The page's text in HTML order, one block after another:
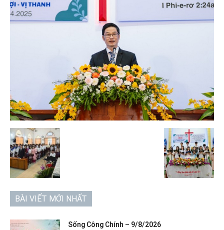
BÀI VIẾT MỚI NHẤT
Sống Công Chính – 9/8/2026